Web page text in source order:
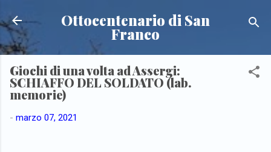
Passa ai contenuti principali
Ottocentenario di San
Franco
Giochi di una volta ad Assergi:
SCHIAFFO DEL SOLDATO (lab.
memorie)
- marzo 07, 2021